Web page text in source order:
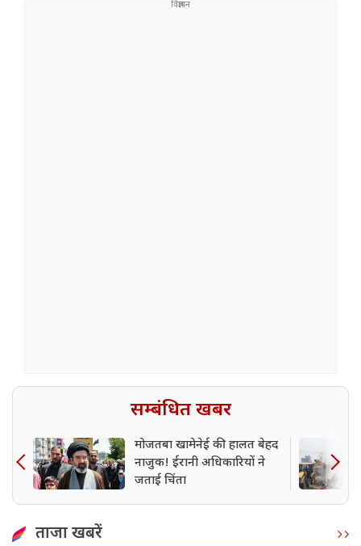
सम्बंधित खबर
मोजतबा खामेनेई की हालत बेहद
नाजुक! ईरानी अधिकारियों ने
जताई चिंता
ताजा खबरें